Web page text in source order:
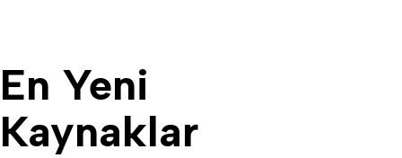
En Yeni
Kaynaklar